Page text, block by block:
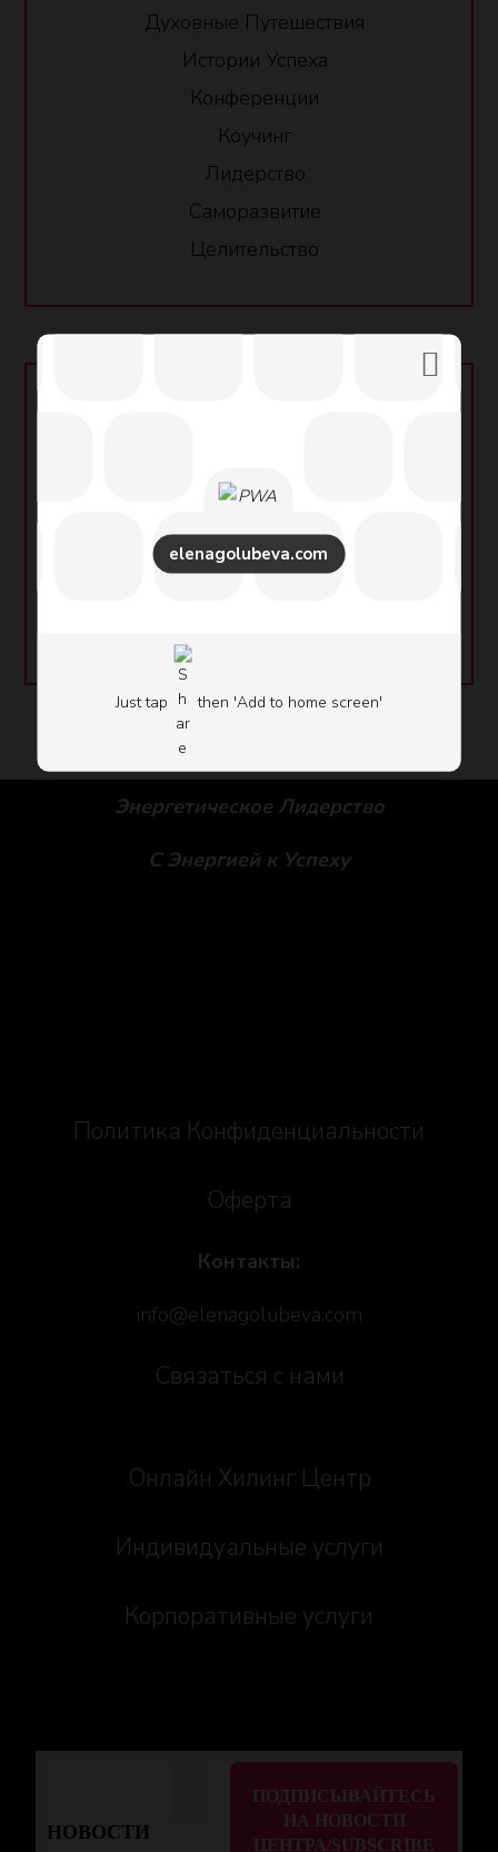
elenagolubeva.com
Бизнес сайт Елены Голубевой
Just tap then 'Add to home screen'
Духовные Путешествия
Истории Успеха
Конференции
Коучинг
Лидерство
Саморазвитие
Целительство
Обучайтесь в нашем Онлайн Центре
«Energy Leadership«
Энергетическое Лидерство
С Энергией к Успеху
Политика Конфиденциальности
Оферта
Контакты:
info@elenagolubeva.com
Связаться с нами
Онлайн Хилинг Центр
Индивидуальные услуги
Корпоративные услуги
НОВОСТИ